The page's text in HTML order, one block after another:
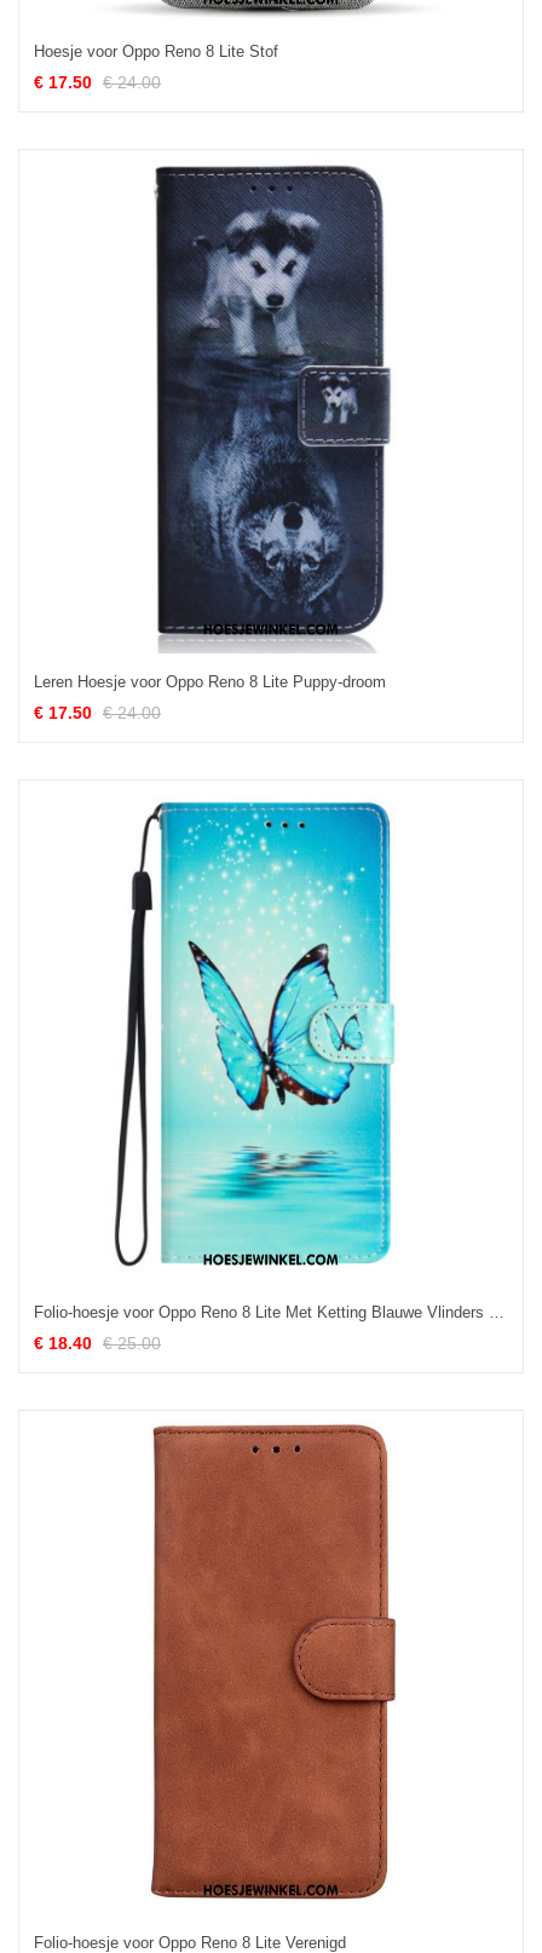
Hoesje voor Oppo Reno 8 Lite Stof
€ 17.50 € 24.00
Leren Hoesje voor Oppo Reno 8 Lite Puppy-droom
€ 17.50 € 24.00
Folio-hoesje voor Oppo Reno 8 Lite Met Ketting Blauwe Vlinders Met Riem
€ 18.40 € 25.00
Folio-hoesje voor Oppo Reno 8 Lite Verenigd